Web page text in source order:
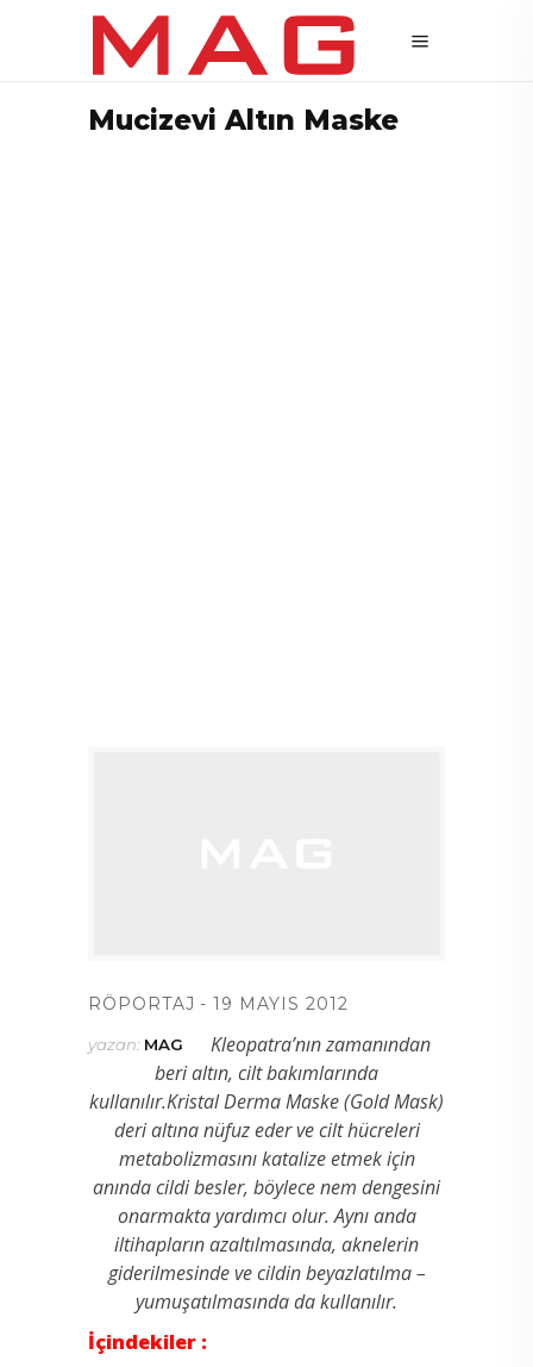
Mucizevi Altın Maske
RÖPORTAJ 19 MAYIS 2012
yazan: MAG
Kleopatra’nın zamanından
beri altın, cilt bakımlarında
kullanılır.Kristal Derma Maske (Gold Mask)
deri altına nüfuz eder ve cilthücreleri
metabolizmasını katalize etmek için
anında cildi besler, böylece nem dengesini
onarmakta yardımcı olur. Aynı anda
iltihapların azaltılmasında, aknelerin
giderilmesinde ve cildin beyazlatılma –
yumuşatılmasında da kullanılır.
İçindekiler :